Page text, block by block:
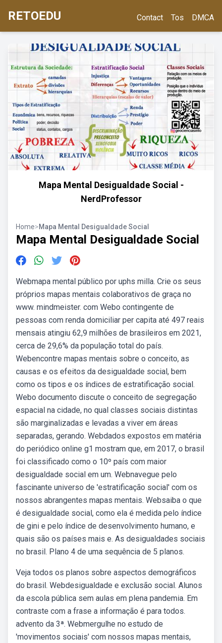
RETOEDU Contact Tos DMCA
Mapa Mental Desigualdade Social -
NerdProfessor
Home>Mapa Mental Desigualdade Social
Mapa Mental Desigualdade Social
Webmapa mental público por uphs milla. Crie os seus
próprios mapas mentais colaborativos de graça no
www. mindmeister. com Webo contingente de
pessoas com renda domiciliar per capita até 497 reais
mensais atingiu 62,9 milhões de brasileiros em 2021,
cerca de 29,6% da população total do país.
Webencontre mapas mentais sobre o conceito, as
causas e os efeitos da desigualdade social, bem
como os tipos e os índices de estratificação social.
Webo documento discute o conceito de segregação
espacial na cidade, no qual classes sociais distintas
são marginalizadas e levadas a viver em áreas
separadas, gerando. Webdados expostos em matéria
do periódico online g1 mostram que, em 2017, o brasil
foi classificado como o 10º país com maior
desigualdade social em um. Webnavegue pelo
fascinante universo de 'estratificação social' com os
nossos abrangentes mapas mentais. Websaiba o que
é desigualdade social, como ela é medida pelo índice
de gini e pelo índice de desenvolvimento humano, e
quais são os países mais e. As desigualdades sociais
no brasil. Plano 4 de uma sequência de 5 planos.
Veja todos os planos sobre aspectos demográficos
do brasil. Webdesigualdade e exclusão social. Alunos
da escola pública sem aulas em plena pandemia. Em
contraste com a frase a informação é para todos.
advento da 3ª. Webmergulhe no estudo de
'movimentos sociais' com nossos mapas mentais,